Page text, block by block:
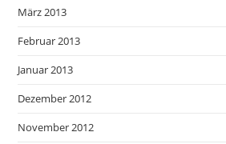
März 2013
Februar 2013
Januar 2013
Dezember 2012
November 2012